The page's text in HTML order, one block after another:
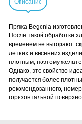
Описание
Пряжа Begonia
После такой обработки
временем не выгорают.
летних и весенних
плотным, поэтому
Однако, это свойство
получается более
рекомендованного,
горизонтальной